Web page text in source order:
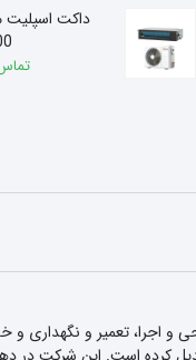
داکت
و اجرا، تعمیر و